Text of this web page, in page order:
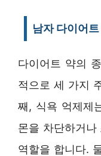
남자 다이어
다이어트 약의
적으로 세 가지
째, 식욕 억제제
몬을 차단하거나
역할을 합니다.